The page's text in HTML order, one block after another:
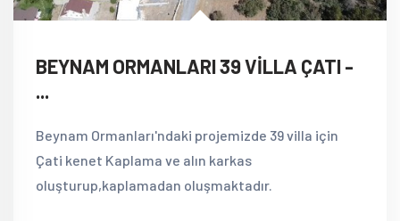
BEYNAM ORMANLARI 39 VİLLA ÇATI -
...
Beynam Ormanları'ndaki projemizde 39 villa için
Çati kenet Kaplama ve alın karkas
oluşturup,kaplamadan oluşmaktadır.